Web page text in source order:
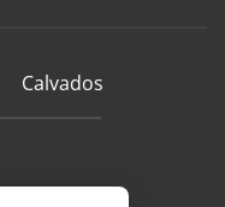
Calvados